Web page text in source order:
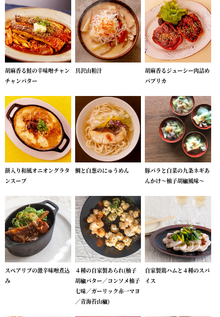
胡麻香る鮭の辛味噌チャン
チャンバター
具沢山粕汁
胡麻香るジューシー肉詰め
パプリカ
餅入り和風オニオングラタ
ンスープ
鯛と白葱のにゅうめん
豚バラと白菜の九条ネギあ
んかけ～柚子胡椒風味～
スペアリブの激辛味噌煮込
み
４種の自家製あられ(柚子
胡椒バター／コンソメ柚子
七味／ガーリック赤一マヨ
／青海苔山椒)
自家製鶏ハムと４種のスパ
イス